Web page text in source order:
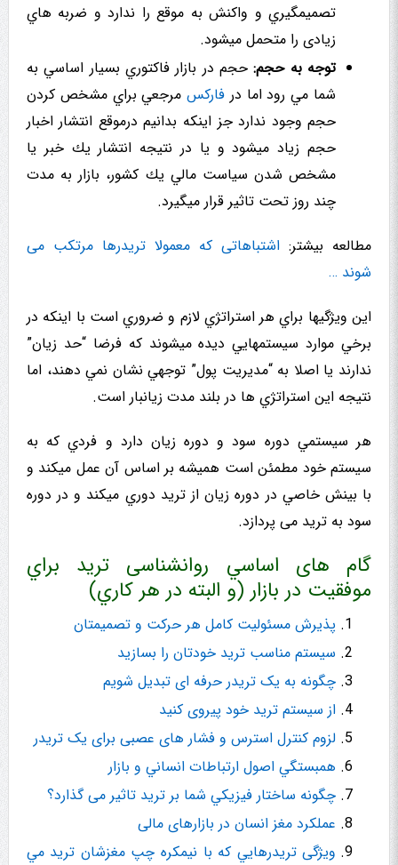
تصمیمگیري و واکنش به موقع را ندارد و ضربه هاي
زیادی را متحمل میشود.
توجه به حجم:حجم در بازار فاكتوري بسيار اساسي به
شما مي رود اما در فارکسمرجعي براي مشخص کردن
حجم وجود ندارد جز اینکه بدانیم درموقع انتشار اخبار
حجم زیاد میشود و یا در نتیجه انتشار يك خبر یا
مشخص شدن سیاست مالي يك كشور، بازار به مدت
چند روز تحت تاثیر قرار میگیرد.
مطالعه بیشتر: اشتباهاتی که معمولا تریدرها مرتکب می
شوند …
این ویژگیها براي هر استراتژي لازم و ضروري است با اینکه در
برخي موارد سیستمهايي دیده میشوند که فرضا “حد زیان”
ندارند یا اصلا به “مدیریت پول” توجهي نشان نمي دهند، اما
نتیجه این استراتژي ها در بلند مدت زیانبار است.
هر سيستمي دوره سود و دوره زیان دارد و فردي که به
سیستم خود مطمئن است همیشه بر اساس آن عمل میکند و
با بینش خاصي در دوره زیان از تريد دوري ميکند و در دوره
سود به ترید می پردازد.
گام های اساسي روانشناسی ترید
براي
موفقيت در بازار (و البته در هر کاري)
پذیرش مسئولیت کامل هر حرکت و تصمیمتان
سیستم مناسب ترید خودتان را بسازید
چگونه به یک تریدر حرفه ای تبدیل شویم
از سیستم ترید خود پیروی کنید
لزوم کنترل استرس و فشار های عصبی برای یک تریدر
همبستگي اصول ارتباطات انساني و بازار
چگونه ساختار فيزيكي شما بر تريد تاثیر می گذارد؟
عملکرد مغز انسان در بازارهای مالی
ویژگی تریدرهايي که با نیمکره چپ مغزشان تريد مي